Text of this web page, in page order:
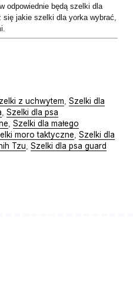
odpowiednie będą szelki dla
jakie szelki dla yorka wybrać,
z uchwytem, Szelki dla
, Szelki dla psa
, Szelki dla małego
moro taktyczne, Szelki dla
Tzu, Szelki dla psa guard